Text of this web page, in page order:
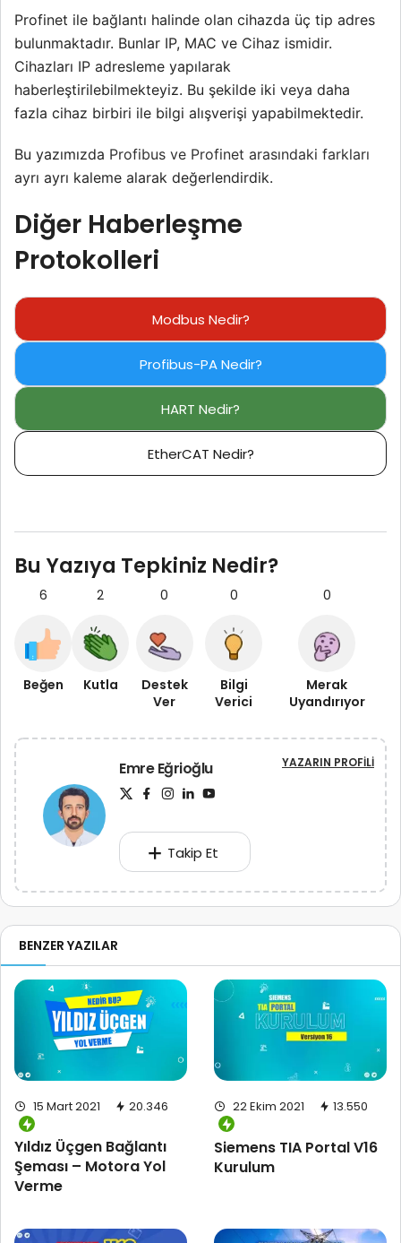
Profinet ile bağlantı halinde olan cihazda üç tip adres
bulunmaktadır. Bunlar IP, MAC ve Cihaz ismidir.
Cihazları IP adresleme yapılarak
haberleştirilebilmekteyiz. Bu şekilde iki veya daha
fazla cihaz birbiri ile bilgi alışverişi yapabilmektedir.
Bu yazımızda Profibus ve Profinet arasındaki farkları
ayrı ayrı kaleme alarak değerlendirdik.
Diğer Haberleşme
Protokolleri
Modbus Nedir?
Profibus-PA Nedir?
HART Nedir?
EtherCAT Nedir?
Bu Yazıya Tepkiniz Nedir?
6
Beğen
2
Kutla
0
Destek
Ver
0
Bilgi
Verici
0
Merak
Uyandırıyor
Emre Eğrioğlu YAZARIN PROFILI
Takip Et
BENZER YAZILAR
15 Mart 2021 20.346
Yıldız Üçgen Bağlantı
Şeması – Motora Yol
Verme
22 Ekim 2021 13.550
Siemens TIA Portal V16
Kurulum